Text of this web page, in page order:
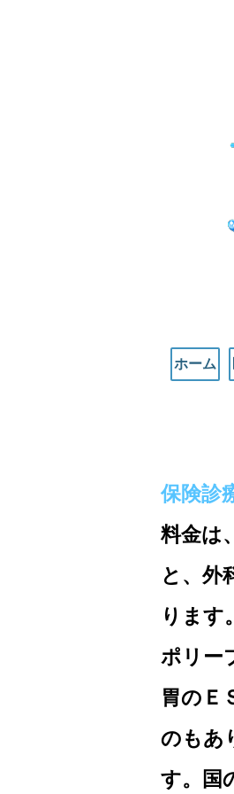
ホーム
保険診
料金は
と、外
ります
ポリー
胃のＥ
のもあ
す。国